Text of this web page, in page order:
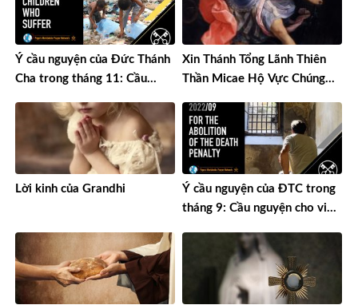
Ý cầu nguyện của Đức Thánh
Cha trong tháng 11: Cầu
đang chịu đau khổ
Xin Thánh Tổng Lãnh Thiên
Thần Micae Hộ Vực Chúng
Chước Hiểm Ác Quỉ Tà Ma
Lời kinh của Grandhi
Ý cầu nguyện của ĐTC trong
tháng 9: Cầu nguyện cho việc